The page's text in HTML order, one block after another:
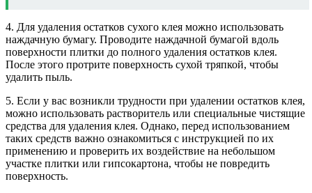
4. Для удаления остатков сухого клея можно использовать
наждачную бумагу. Проводите наждачной бумагой вдоль
поверхности плитки до полного удаления остатков клея.
После этого протрите поверхность сухой тряпкой, чтобы
удалить пыль.
5. Если у вас возникли трудности при удалении остатков клея,
можно использовать растворитель или специальные чистящие
средства для удаления клея. Однако, перед использованием
таких средств важно ознакомиться с инструкцией по их
применению и проверить их воздействие на небольшом
участке плитки или гипсокартона, чтобы не повредить
поверхность.